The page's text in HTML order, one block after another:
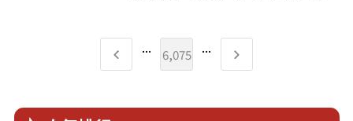
賣諮詢經驗A所經手車輛品質及買賣服務
絕對值得信賴。
... 6,075 ...